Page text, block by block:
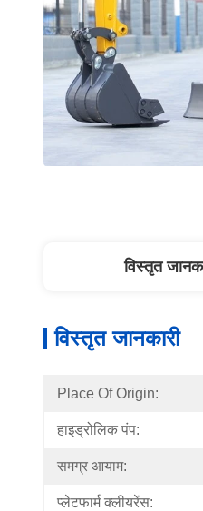
विस्तृत
विस्तृत जानकारी
Place Of Origin:
हाइड्रोलिक पंप:
समग्र आयाम:
प्लेटफार्म क्लीयरेंस: